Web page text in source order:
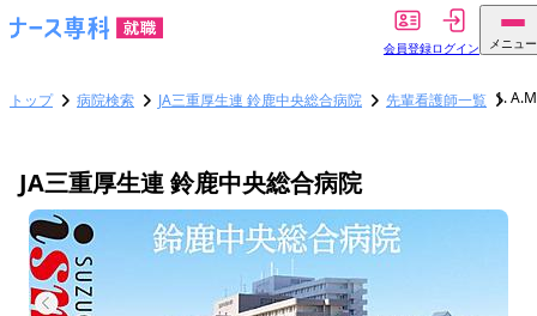
会員登録ログイン メニュー
トップ 病院検索 JA三重厚生連 鈴鹿中央総合病院 先輩看護師一覧
JA三重厚生連 鈴鹿中央総合病院